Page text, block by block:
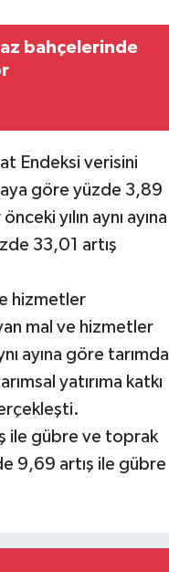
bahçelerinde
Endeksi verisini
aya göre yüzde 3,89
yılın aynı ayına
33,01 artış
hizmetler
mal ve hizmetler
ayına göre tarımda
yatırıma katkı
ile gübre ve toprak
9,69 artış ile gübre